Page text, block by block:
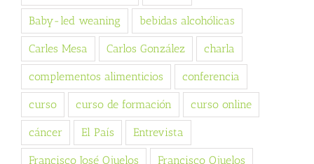
Baby-led weaning bebidas alcohólicas
Carles Mesa Carlos González charla
complementos alimenticios conferencia
curso curso de formación curso online
cáncer El País Entrevista
Francisco José Ojuelos Francisco Ojuelos